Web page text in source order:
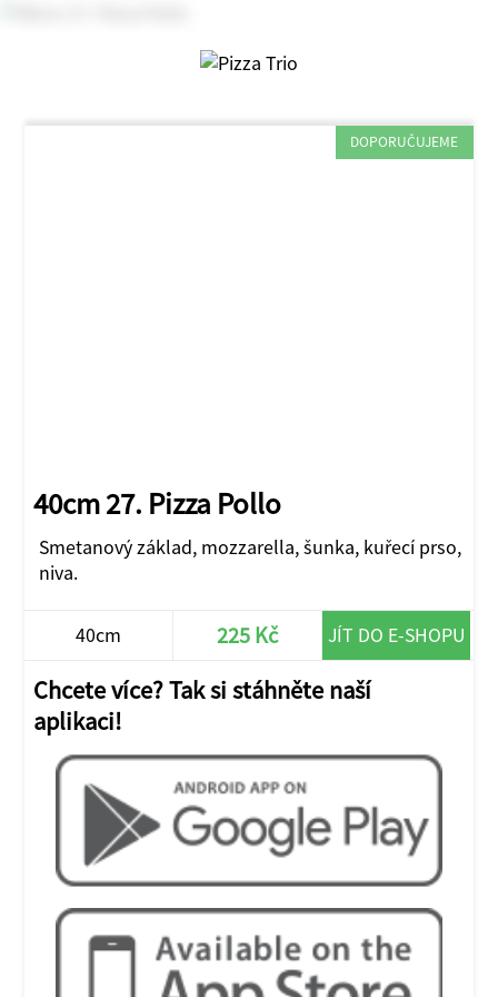
DOPORUČUJEME
40cm 27. Pizza Pollo
Smetanový základ, mozzarella, šunka, kuřecí prso,
niva.
40cm 225 Kč JÍT DO E-SHOPU
Chcete více? Tak si stáhněte naší
aplikaci!